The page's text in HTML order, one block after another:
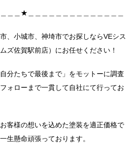
＿＿★＿＿＿＿＿＿＿＿＿＿＿＿＿＿
、小城市、神埼市でお探しならVEシス
ズ佐賀駅前店）にお任せください！
分たちで最後まで」をモットーに調査
ォローまで一貫して自社にて行ってお
客様の想いを込めた塗装を適正価格で
生懸命頑張っております。